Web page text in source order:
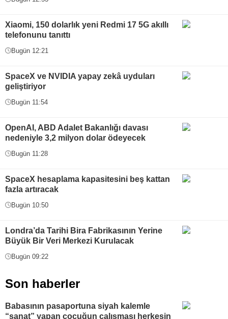
Xiaomi, 150 dolarlık yeni Redmi 17 5G akıllı
telefonunu tanıttı
Bugün 12:21
SpaceX ve NVIDIA yapay zekâ uyduları
geliştiriyor
Bugün 11:54
OpenAI, ABD Adalet Bakanlığı davası
nedeniyle 3,2 milyon dolar ödeyecek
Bugün 11:28
SpaceX hesaplama kapasitesini beş kattan
fazla artıracak
Bugün 10:50
Londra’da Tarihi Bira Fabrikasının Yerine
Büyük Bir Veri Merkezi Kurulacak
Bugün 09:22
Son haberler
Babasının pasaportuna siyah kalemle
“sanat” yapan çocuğun çalışması herkesin